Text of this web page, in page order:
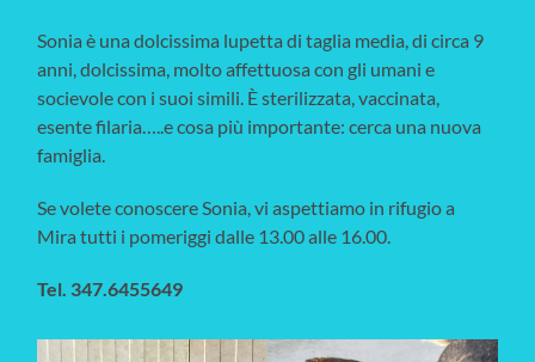
Sonia è una dolcissima lupetta di taglia media, di circa 9
anni, dolcissima, molto affettuosa con gli umani e
socievole con i suoi simili. È sterilizzata, vaccinata,
esente filaria…..e cosa più importante: cerca una nuova
famiglia.
Se volete conoscere Sonia, vi aspettiamo in rifugio a
Mira tutti i pomeriggi dalle 13.00 alle 16.00.
Tel. 347.6455649